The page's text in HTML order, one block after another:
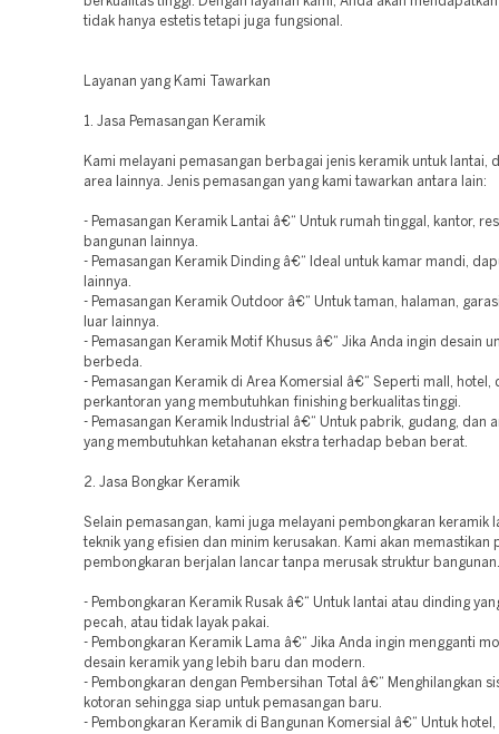
tidak hanya estetis tetapi juga fungsional.
Layanan yang Kami Tawarkan
1. Jasa Pemasangan Keramik
Kami melayani pemasangan berbagai jenis keramik untuk lantai,
area lainnya. Jenis pemasangan yang kami tawarkan antara lain:
- Pemasangan Keramik Lantai â€“ Untuk rumah tinggal, kantor,
bangunan lainnya.
- Pemasangan Keramik Dinding â€“ Ideal untuk kamar mandi,
lainnya.
- Pemasangan Keramik Outdoor â€“ Untuk taman, halaman,
luar lainnya.
- Pemasangan Keramik Motif Khusus â€“ Jika Anda ingin desain
berbeda.
- Pemasangan Keramik di Area Komersial â€“ Seperti mall, hotel,
perkantoran yang membutuhkan finishing berkualitas tinggi.
- Pemasangan Keramik Industrial â€“ Untuk pabrik, gudang, dan
yang membutuhkan ketahanan ekstra terhadap beban berat.
2. Jasa Bongkar Keramik
Selain pemasangan, kami juga melayani pembongkaran keramik
teknik yang efisien dan minim kerusakan. Kami akan memastikan
pembongkaran berjalan lancar tanpa merusak struktur bangunan.
- Pembongkaran Keramik Rusak â€“ Untuk lantai atau dinding
pecah, atau tidak layak pakai.
- Pembongkaran Keramik Lama â€“ Jika Anda ingin mengganti
desain keramik yang lebih baru dan modern.
- Pembongkaran dengan Pembersihan Total â€“ Menghilangkan
kotoran sehingga siap untuk pemasangan baru.
- Pembongkaran Keramik di Bangunan Komersial â€“ Untuk